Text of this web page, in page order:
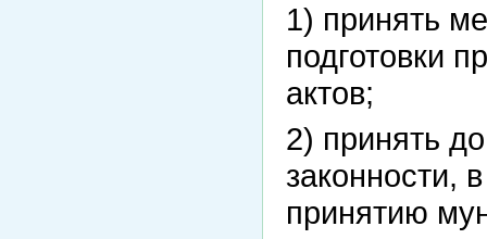
1) принять
подготовки
актов;
2) принять
законности,
принятию